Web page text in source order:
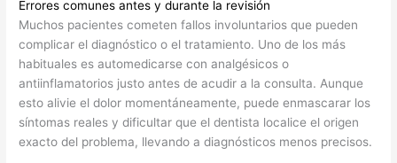
Errores comunes antes y durante la revisión
Muchos pacientes cometen fallos involuntarios que pueden
complicar el diagnóstico o el tratamiento. Uno de los más
habituales es automedicarse con analgésicos o
antiinflamatorios justo antes de acudir a la consulta. Aunque
esto alivie el dolor momentáneamente, puede enmascarar los
síntomas reales y dificultar que el dentista localice el origen
exacto del problema, llevando a diagnósticos menos precisos.